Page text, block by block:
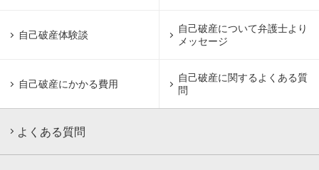
自己破産体験談
自己破産について弁護士より
メッセージ
自己破産にかかる費用
自己破産に関するよくある質
問
よくある質問